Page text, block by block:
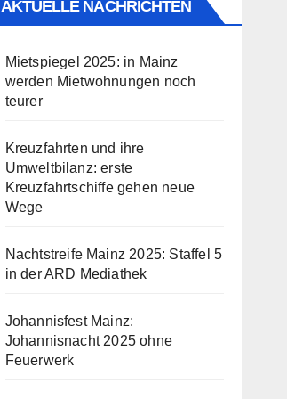
AKTUELLE NACHRICHTEN
Mietspiegel 2025: in Mainz
werden Mietwohnungen noch
teurer
Kreuzfahrten und ihre
Umweltbilanz: erste
Kreuzfahrtschiffe gehen neue
Wege
Nachtstreife Mainz 2025: Staffel 5
in der ARD Mediathek
Johannisfest Mainz:
Johannisnacht 2025 ohne
Feuerwerk